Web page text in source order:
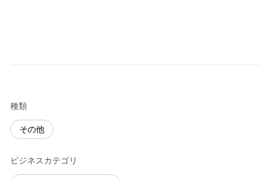
種類
その他
ビジネスカテゴリ